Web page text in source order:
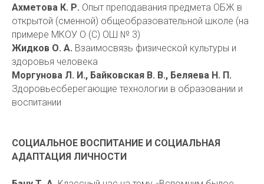
Ахметова К. Р. Опыт преподавания предмета ОБЖ в
открытой (сменной) общеобразовательной школе (на
примере МКОУ О (С) ОШ № 3)
Жидков О. А. Взаимосвязь физической культуры и
здоровья человека
Моргунова Л. И., Байковская В. В., Беляева Н. П.
Здоровьесберегающие технологии в образовании и
воспитании
СОЦИАЛЬНОЕ ВОСПИТАНИЕ И СОЦИАЛЬНАЯ
АДАПТАЦИЯ ЛИЧНОСТИ